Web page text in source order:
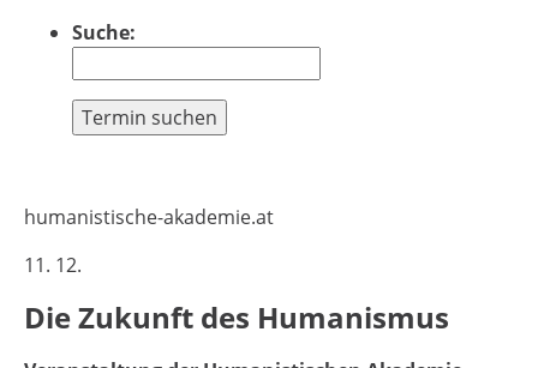
Suche:
Termin suchen
humanistische-akademie.at
11. 12.
Die Zukunft des Humanismus